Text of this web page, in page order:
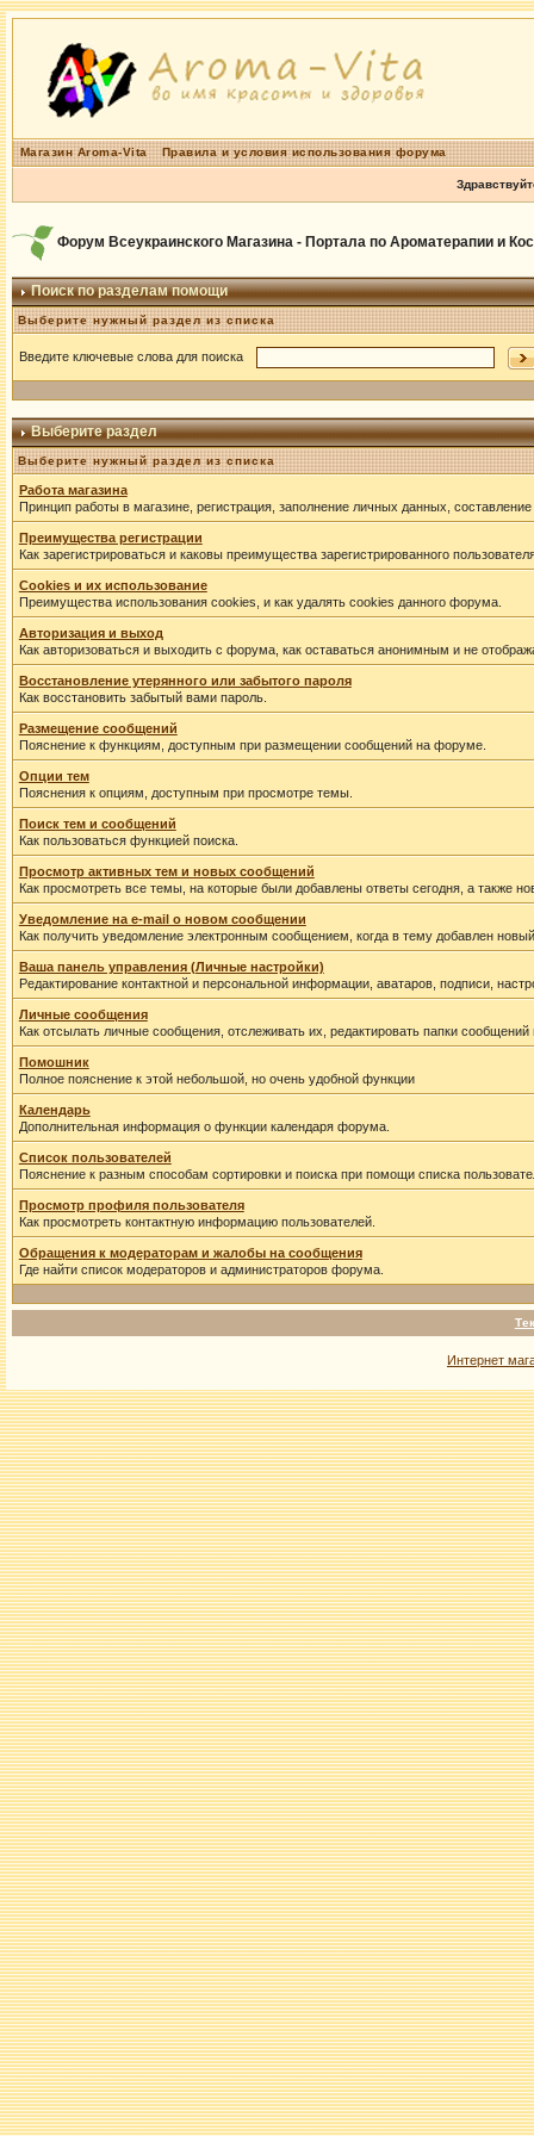
Магазин Aroma-Vita Правила и условия использования форума
Форум Всеукраинского Магазина - Портала по Ароматерапии и
Поиск по разделам помощи
Выберите нужный раздел из списка
Введите ключевые слова для поиска
Выберите раздел
Выберите нужный раздел из списка
Работа магазина
Принцип работы в магазине, регистрация, заполнение личных данных,
Преимущества регистрации
Как зарегистрироваться и каковы преимущества зарегистрированного
Cookies и их использование
Преимущества использования cookies, и как удалять cookies данного форума.
Авторизация и выход
Как авторизоваться и выходить с форума, как оставаться анонимным и не
Восстановление утерянного или забытого пароля
Как восстановить забытый вами пароль.
Размещение сообщений
Пояснение к функциям, доступным при размещении сообщений на форуме.
Опции тем
Пояснения к опциям, доступным при просмотре темы.
Поиск тем и сообщений
Как пользоваться функцией поиска.
Просмотр активных тем и новых сообщений
Как просмотреть все темы, на которые были добавлены ответы сегодня, а также
Уведомление на е-mail о новом сообщении
Как получить уведомление электронным сообщением, когда в тему добавлен новый
Ваша панель управления (Личные настройки)
Редактирование контактной и персональной информации, аватаров, подписи,
Личные сообщения
Как отсылать личные сообщения, отслеживать их, редактировать папки
Помошник
Полное пояснение к этой небольшой, но очень удобной функции
Календарь
Дополнительная информация о функции календаря форума.
Список пользователей
Пояснение к разным способам сортировки и поиска при помощи списка
Просмотр профиля пользователя
Как просмотреть контактную информацию пользователей.
Обращения к модераторам и жалобы на сообщения
Где найти список модераторов и администраторов форума.
Интернет